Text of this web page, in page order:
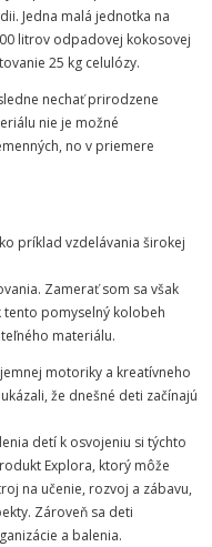
Jedna malá jednotka na
litrov odpadovej kokosovej
25 kg celulózy.
nechať prirodzene
nie je možné
no v priemere
príklad vzdelávania širokej
Zamerať som sa však
tento pomyselný kolobeh
materiálu.
motoriky a kreatívneho
že dnešné deti začínajú
detí k osvojeniu si týchto
Explora, ktorý môže
na učenie, rozvoj a zábavu,
Zároveň sa deti
a balenia.